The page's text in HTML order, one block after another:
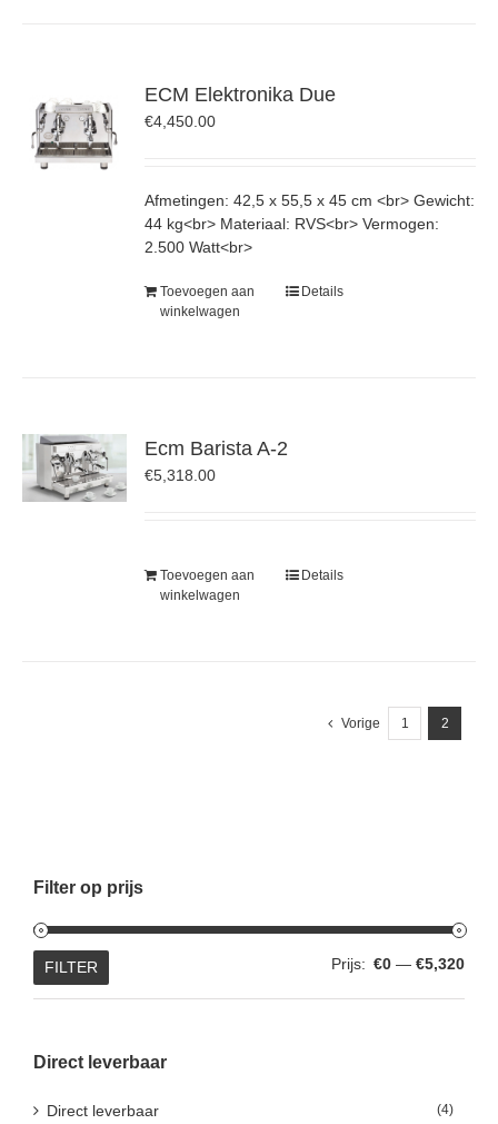
ECM Elektronika Due
€4,450.00
Afmetingen: 42,5 x 55,5 x 45 cm <br> Gewicht:
44 kg<br> Materiaal: RVS<br> Vermogen:
2.500 Watt<br>
Toevoegen aan
winkelwagen
Details
Ecm Barista A-2
€5,318.00
Toevoegen aan
winkelwagen
Details
Vorige 1 2
Filter op prijs
Min.
Max.
FILTER Prijs: €0 — €5,320
Direct leverbaar
Direct leverbaar (4)